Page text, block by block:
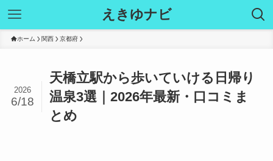
えきゆナビ
ホーム 関西 京都府
天橋立駅から歩いていける日帰り
温泉3選｜2026年最新・口コミま
とめ
2026
6/18